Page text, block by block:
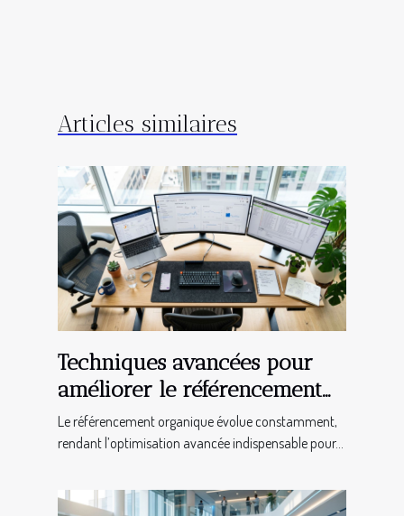
Articles similaires
Techniques avancées pour
améliorer le référencement
organique
Le référencement organique évolue constamment,
rendant l’optimisation avancée indispensable pour...